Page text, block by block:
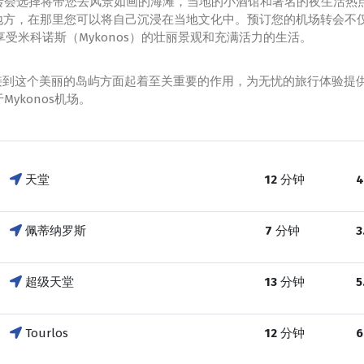
，在那里您可以将自己沉浸在当地文化中。预订您的机场转会
米科诺斯（Mykonos）的壮丽景观和充满活力的生活。
这个美丽的岛屿方面起着至关重要的作用，为无忧的旅行体验
机场。
天堂 12分钟
佩蒂纳罗斯 7 分钟
超级天堂 13分钟
Tourlos 12分钟